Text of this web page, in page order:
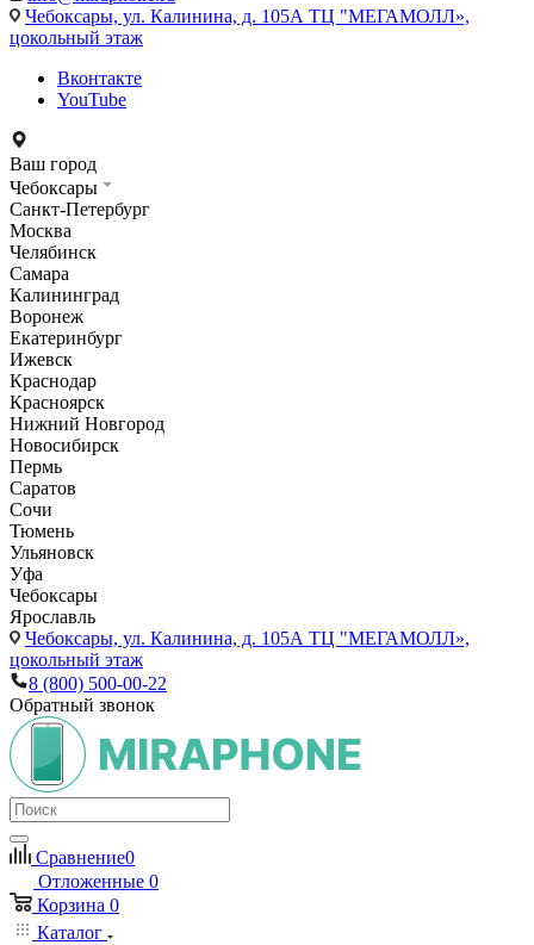
Чебоксары, ул. Калинина, д. 105А ТЦ "МЕГАМОЛЛ»,
цокольный этаж
Вконтакте
YouTube
Ваш город
Чебоксары
Санкт-Петербург
Москва
Челябинск
Самара
Калининград
Воронеж
Екатеринбург
Ижевск
Краснодар
Красноярск
Нижний Новгород
Новосибирск
Пермь
Саратов
Сочи
Тюмень
Ульяновск
Уфа
Чебоксары
Ярославль
Чебоксары, ул. Калинина, д. 105А ТЦ "МЕГАМОЛЛ»,
цокольный этаж
8 (800) 500-00-22
Обратный звонок
Сравнение0
Отложенные 0
Корзина 0
Каталог